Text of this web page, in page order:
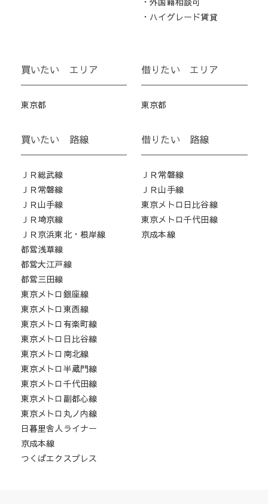
・ハイグレード賃貸
買いたい エリア
東京都
買いたい 路線
ＪＲ総武線
ＪＲ常磐線
ＪＲ山手線
ＪＲ埼京線
ＪＲ京浜東北・根岸線
都営浅草線
都営大江戸線
都営三田線
東京メトロ銀座線
東京メトロ東西線
東京メトロ有楽町線
東京メトロ日比谷線
東京メトロ南北線
東京メトロ半蔵門線
東京メトロ千代田線
東京メトロ副都心線
東京メトロ丸ノ内線
日暮里舎人ライナー
京成本線
つくばエクスプレス
借りたい エリア
東京都
借りたい 路線
ＪＲ常磐線
ＪＲ山手線
東京メトロ日比谷線
東京メトロ千代田線
京成本線